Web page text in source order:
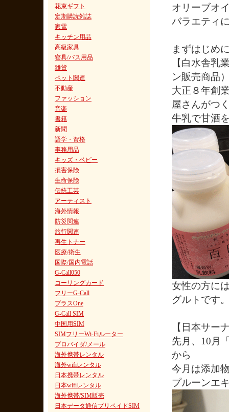
花束ギフト
定期購読雑誌
家電
キッチン用品
高級家具
寝具/バス用品
雑貨
ペット関連
不動産
ファッション
音楽
書籍
新聞
語学・資格
事務用品
キッズ・ベビー
損害保険
生命保険
伝統工芸
アーティスト
海外情報
防災関連
旅行関連
再生トナー
医療/衛生
国際/国内電話
G-Call050
コーリングカード
フリーG-Call
プラスOne
G-Call SIM
中国用SIM
SIMフリーWi-Fiルーター
プロバイダ/メール
海外携帯レンタル
海外wifiレンタル
日本携帯レンタル
日本wifiレンタル
海外携帯/SIM販売
日本データ通信プリペイドSIM
オリーブオ
バラエティ
まずはじめ
【白水舎乳
ン販売商品
大正８年創
屋さんがつ
牛乳で甘酒
女性の方に
グルトです
【日本サー
先月、10月
から
今月は添加
プルーンエ